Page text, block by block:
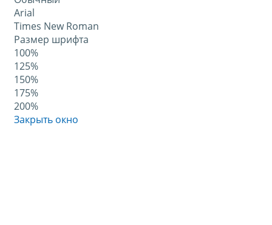
Arial
Times New Roman
Размер шрифта
100%
125%
150%
175%
200%
Закрыть окно